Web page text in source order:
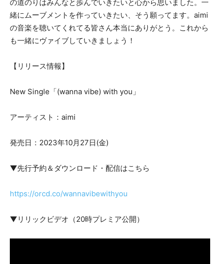
の道のりはみんなと歩んでいきたいと心から思いました。一
緒にムーブメントを作っていきたい、そう願ってます。aimi
の音楽を聴いてくれてる皆さん本当にありがとう。これから
も一緒にヴァイブしていきましょう！
【リリース情報】
New Single「(wanna vibe) with you」
アーティスト：aimi
発売日：2023年10月27日(金)
▼先行予約＆ダウンロード・配信はこちら
https://orcd.co/wannavibewithyou
▼リリックビデオ（20時プレミア公開）